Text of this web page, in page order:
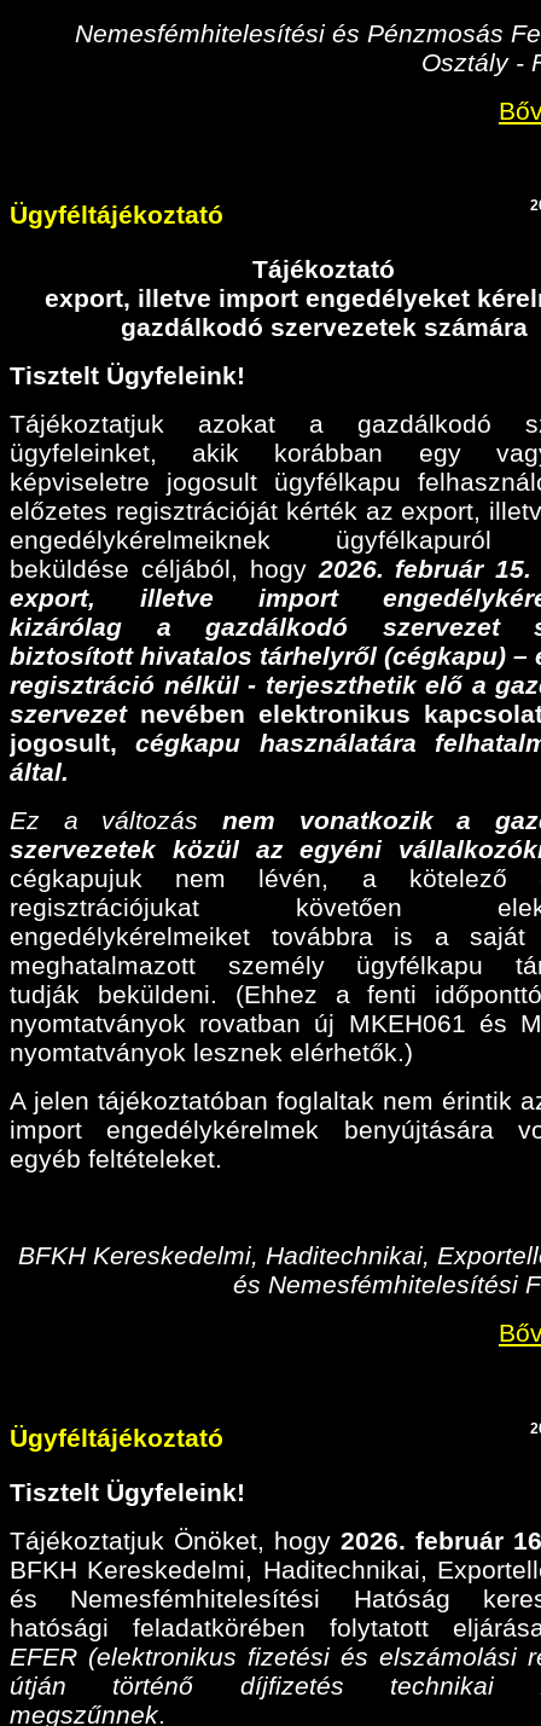
Nemesfémhitelesítési és Pénzmosás
Osztály -
Ügyféltájékoztató
Tájékoztató
export, illetve import engedélyeket
gazdálkodó szervezetek számára
Tisztelt Ügyfeleink!
Tájékoztatjuk azokat a gazdálkodó
ügyfeleinket, akik korábban egy
képviseletre jogosult ügyfélkapu
előzetes regisztrációját kérték az export,
engedélykérelmeiknek ügyfélkapuról
beküldése céljából, hogy 2026. február
export, illetve import
kizárólag a gazdálkodó szervezet
biztosított hivatalos tárhelyről (cégkapu) –
regisztráció nélkül - terjeszthetik elő a
szervezet nevében elektronikus
jogosult, cégkapu használatára
által.
Ez a változás nem vonatkozik a
szervezetek közül az egyéni
cégkapujuk nem lévén, a kötelező
regisztrációjukat követően
engedélykérelmeiket továbbra is a
meghatalmazott személy ügyfélkapu
tudják beküldeni. (Ehhez a fenti
nyomtatványok rovatban új MKEH061 és
nyomtatványok lesznek elérhetők.)
A jelen tájékoztatóban foglaltak nem érintik
import engedélykérelmek benyújtására
egyéb feltételeket.
BFKH Kereskedelmi, Haditechnikai,
és Nemesfémhitelesítési
Ügyféltájékoztató
Tisztelt Ügyfeleink!
Tájékoztatjuk Önöket, hogy 2026. február
BFKH Kereskedelmi, Haditechnikai,
és Nemesfémhitelesítési Hatóság
hatósági feladatkörében folytatott
EFER (elektronikus fizetési és elszámolási
útján történő díjfizetés technikai
megszűnnek.